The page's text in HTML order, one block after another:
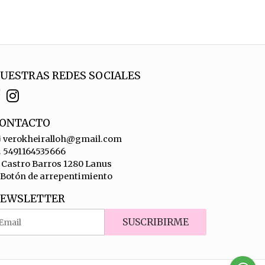
REDES SOCIALES
verokheiralloh@gmail.com
5491164535666
Castro Barros 1280 Lanus
Botón de arrepentimiento
SUSCRIBIRME